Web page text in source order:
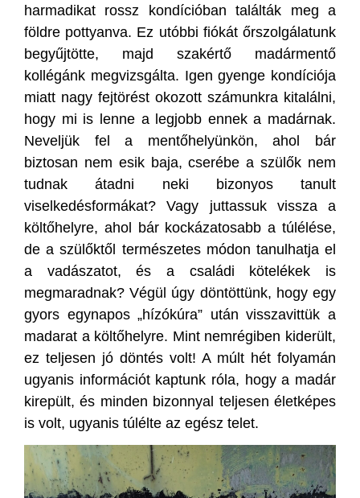
harmadikat rossz kondícióban találták meg a
földre pottyanva. Ez utóbbi fiókát őrszolgálatunk
begyűjtötte, majd szakértő madármentő
kollégánk megvizsgálta. Igen gyenge kondíciója
miatt nagy fejtörést okozott számunkra kitalálni,
hogy mi is lenne a legjobb ennek a madárnak.
Neveljük fel a mentőhelyünkön, ahol bár
biztosan nem esik baja, cserébe a szülők nem
tudnak átadni neki bizonyos tanult
viselkedésformákat? Vagy juttassuk vissza a
költőhelyre, ahol bár kockázatosabb a túlélése,
de a szülőktől természetes módon tanulhatja el
a vadászatot, és a családi kötelékek is
megmaradnak? Végül úgy döntöttünk, hogy egy
gyors egynapos „hízókúra” után visszavittük a
madarat a költőhelyre. Mint nemrégiben kiderült,
ez teljesen jó döntés volt! A múlt hét folyamán
ugyanis információt kaptunk róla, hogy a madár
kirepült, és minden bizonnyal teljesen életképes
is volt, ugyanis túlélte az egész telet.